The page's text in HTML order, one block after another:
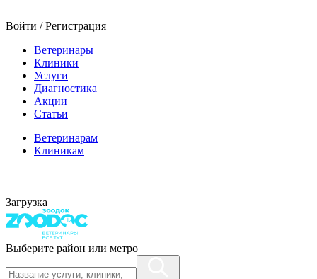
Войти / Регистрация
Ветеринары
Клиники
Услуги
Диагностика
Акции
Статьи
Ветеринарам
Клиникам
Загрузка
Выберите район или метро